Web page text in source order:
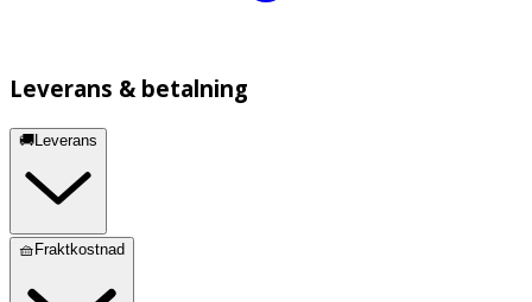
Leverans & betalning
🚚Leverans
🧺Fraktkostnad